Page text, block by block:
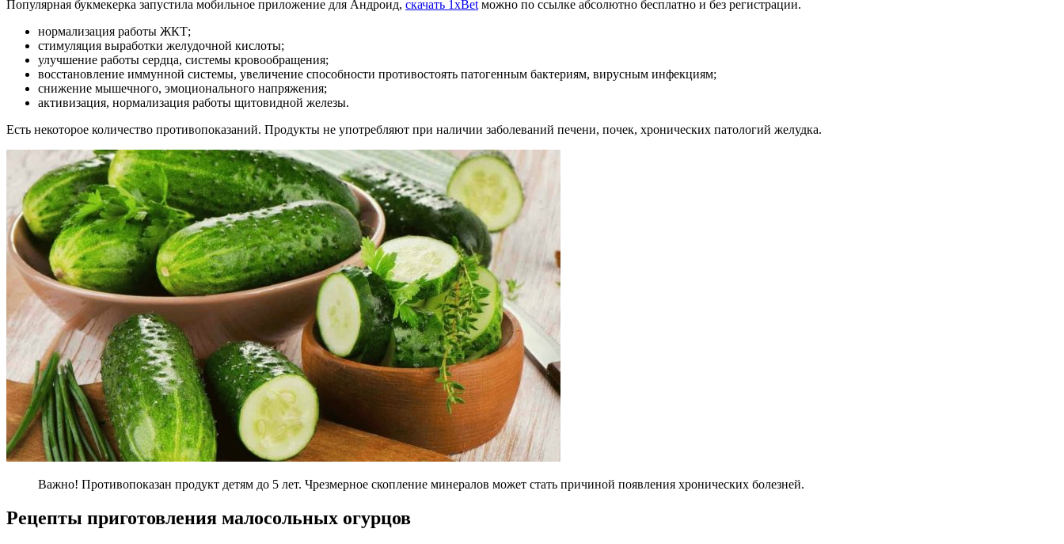
Популярная букмекерка запустила мобильное приложение для Андроид, скачать 1xBet можно по ссылке абсолютно бесплатно и без регистрации.
нормализация работы ЖКТ;
стимуляция выработки желудочной кислоты;
улучшение работы сердца, системы кровообращения;
восстановление иммунной системы, увеличение способности противостоять патогенным бактериям, вирусным инфекциям;
снижение мышечного, эмоционального напряжения;
активизация, нормализация работы щитовидной железы.
Есть некоторое количество противопоказаний. Продукты не употребляют при наличии заболеваний печени, почек, хронических патологий желудка.
Важно! Противопоказан продукт детям до 5 лет. Чрезмерное скопление минералов может стать причиной появления хронических болезней.
Рецепты приготовления малосольных огурцов